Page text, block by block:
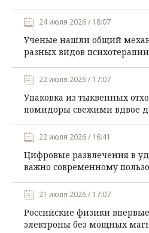
24 июля 2026 / 18:07
Ученые нашли общий
разных видов психотерапии
22 июля 2026 / 17:07
Упаковка из тыквенных
помидоры свежими вдвое
22 июля 2026 / 16:41
Цифровые развлечения в
важно современному
21 июля 2026 / 17:07
Российские физики
электроны без мощных